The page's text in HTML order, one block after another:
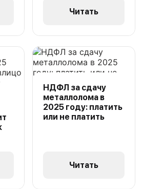
Читать
НДФЛ за сдачу
металлолома в
2025 году: платить
или не платить
Читать